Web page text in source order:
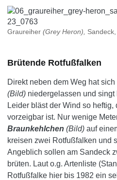
Graureiher (Grey Heron),
Brütende Rotfußfalken
Direkt neben dem Weg hat sich
(Bild) niedergelassen und
Leider bläst der Wind so
vorzeigbar ist. Nur wenige
Braunkehlchen (Bild) auf
kreisen zwei Rotfußfalken und
Angeblich sollen am Sandeck
brüten. Laut o.g. Artenliste
Rotfußfalke hier bis 1982 ein